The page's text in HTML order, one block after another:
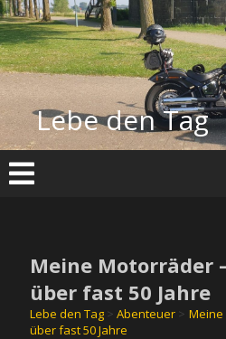
Zum
Inhalt
springen
Lebe den Tag
Meine Motorräder
über fast 50 Jahre
Lebe den Tag >Abenteuer >
über fast 50 Jahre